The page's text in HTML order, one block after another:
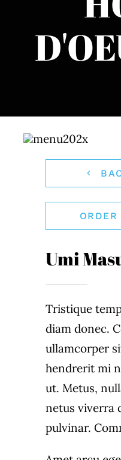
ORDER
Umi
Tristique
diam donec.
ullamcorper
hendrerit mi
ut. Metus,
netus viverra
pulvinar.